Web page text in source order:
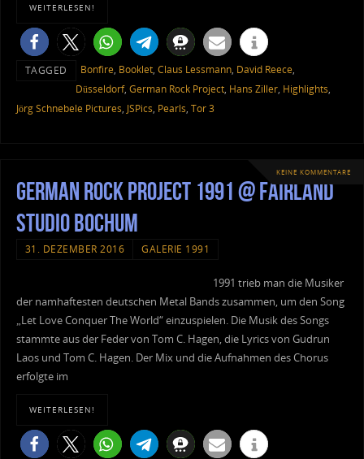
WEITERLESEN!
TAGGED Bonfire, Booklet, Claus Lessmann, David Reece,
Düsseldorf, German Rock Project, Hans Ziller, Highlights,
Jörg Schnebele Pictures, JSPics, Pearls, Tor 3
KEINE KOMMENTARE
German Rock Project 1991 @ Fairland
Studio Bochum
31. DEZEMBER 2016 GALERIE 1991
1991 trieb man die Musiker
der namhaftesten deutschen Metal Bands zusammen, um den Song
„Let Love Conquer The World“ einzuspielen. Die Musik des Songs
stammte aus der Feder von Tom C. Hagen, die Lyrics von Gudrun
Laos und Tom C. Hagen. Der Mix und die Aufnahmen des Chorus
erfolgte im
WEITERLESEN!